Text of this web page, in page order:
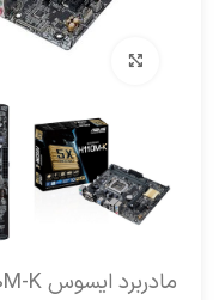
مادربرد ایسوس H110M-K